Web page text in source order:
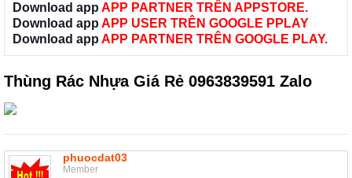
Download app APP PARTNER TRÊN APPSTORE.
Download app APP USER TRÊN GOOGLE PPLAY
Download app APP PARTNER TRÊN GOOGLE PLAY.
Thùng Rác Nhựa Giá Rẻ 0963839591 Zalo
phuocdat03
Member